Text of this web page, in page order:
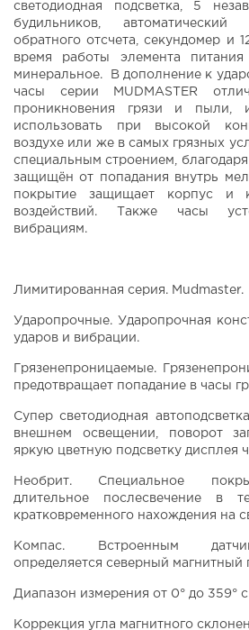
светодиодная подсветка, 5
будильников, автоматический
обратного отсчета, секундомер и
время работы элемента
минеральное. В дополнение к
часы серии MUDMASTER
проникновения грязи и пыли,
использовать при высокой
воздухе или же в самых грязных
специальным строением,
защищён от попадания внутрь
покрытие защищает корпус и
воздействий. Также часы
вибрациям.
Лимитированная серия. Mudmaster.
Ударопрочные. Ударопрочная
ударов и вибрации.
Грязенепроницаемые.
предотвращает попадание в часы
Супер светодиодная
внешнем освещении, поворот
яркую цветную подсветку дисплея
Необрит. Специальное
длительное послесвечение в
кратковременного нахождения на
Компас. Встроенным
определяется северный магнитный
Диапазон измерения от 0° до 359° с
Коррекция угла магнитного